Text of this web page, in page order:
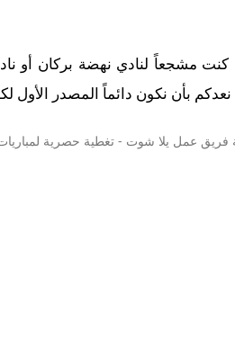
كنت مشجعاً لنادي نهضة بركان أو
بأن نكون دائماً المصدر الأول
فريق عمل يلا شوت - تغطية حصرية لمباريات